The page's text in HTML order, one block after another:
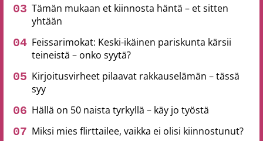
Tämän mukaan et kiinnosta häntä – et sitten
yhtään
Feissarimokat: Keski-ikäinen pariskunta kärsii
teineistä – onko syytä?
Kirjoitusvirheet pilaavat rakkauselämän – tässä
syy
Hällä on 50 naista tyrkyllä – käy jo työstä
Miksi mies flirttailee, vaikka ei olisi kiinnostunut?